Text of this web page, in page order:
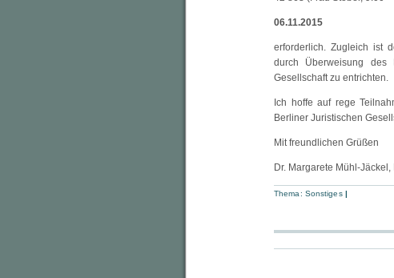
06.11.2015
erforderlich. Zugleich ist
durch Überweisung des
Gesellschaft zu entrichten.
Ich hoffe auf rege
Berliner Juristischen
Mit freundlichen Grüßen
Dr. Margarete Mühl-
Thema: Sonstiges |